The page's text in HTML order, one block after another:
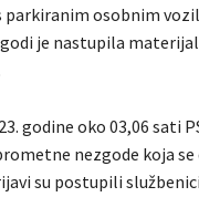
osobnim
je nastupila
godine oko 03,06 sati
nezgode koja se
su postupili